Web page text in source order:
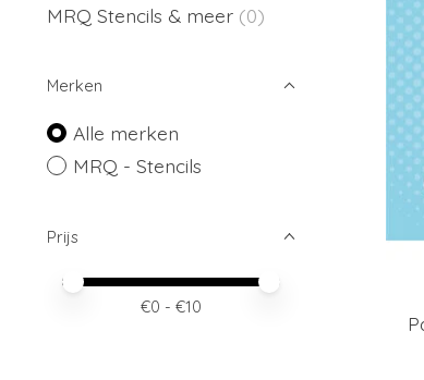
MRQ Stencils & meer (0)
Merken
Alle merken
MRQ - Stencils
Prijs
Minimale prijswaarde
Price maximum value
€0 - €10